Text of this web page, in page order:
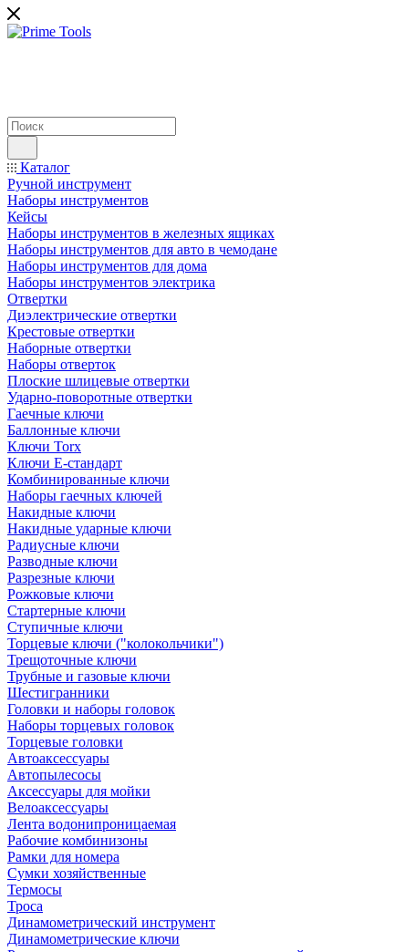
Каталог
Ручной инструмент
Наборы инструментов
Кейсы
Наборы инструментов в железных ящиках
Наборы инструментов для авто в чемодане
Наборы инструментов для дома
Наборы инструментов электрика
Отвертки
Диэлектрические отвертки
Крестовые отвертки
Наборные отвертки
Наборы отверток
Плоские шлицевые отвертки
Ударно-поворотные отвертки
Гаечные ключи
Баллонные ключи
Ключи Torx
Ключи Е-стандарт
Комбинированные ключи
Наборы гаечных ключей
Накидные ключи
Накидные ударные ключи
Радиусные ключи
Разводные ключи
Разрезные ключи
Рожковые ключи
Стартерные ключи
Ступичные ключи
Торцевые ключи ("колокольчики")
Трещоточные ключи
Трубные и газовые ключи
Шестигранники
Головки и наборы головок
Наборы торцевых головок
Торцевые головки
Автоаксессуары
Автопылесосы
Аксессуары для мойки
Велоаксессуары
Лента водонипроницаемая
Рабочие комбинизоны
Рамки для номера
Сумки хозяйственные
Термосы
Троса
Динамометрический инструмент
Динамометрические ключи